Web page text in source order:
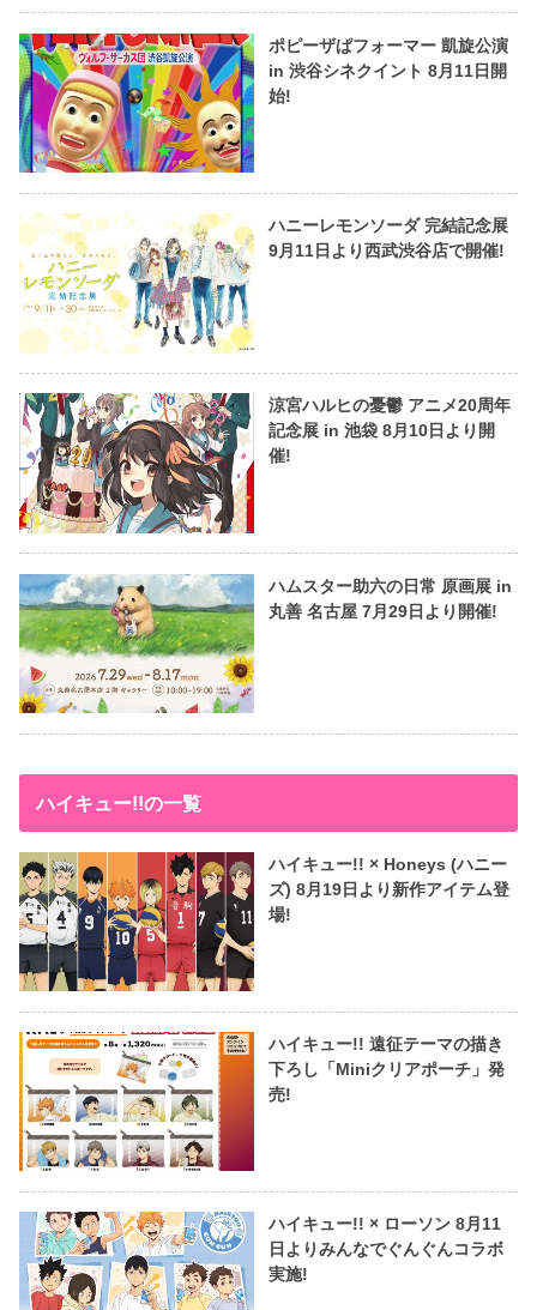
ポピーザぱフォーマー 凱旋公演
in 渋谷シネクイント 8月11日開
始!
ハニーレモンソーダ 完結記念展
9月11日より西武渋谷店で開催!
涼宮ハルヒの憂鬱 アニメ20周年
記念展 in 池袋 8月10日より開
催!
ハムスター助六の日常 原画展 in
丸善 名古屋 7月29日より開催!
ハイキュー!!の一覧
ハイキュー!! × Honeys (ハニー
ズ) 8月19日より新作アイテム登
場!
ハイキュー!! 遠征テーマの描き
下ろし「Miniクリアポーチ」発
売!
ハイキュー!! × ローソン 8月11
日よりみんなでぐんぐんコラボ
実施!